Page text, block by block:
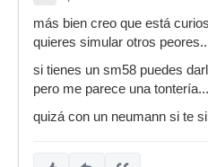
más bien creo que está
quieres simular otros
si tienes un sm58 puedes
pero me parece una tontería...
quizá con un neumann si te